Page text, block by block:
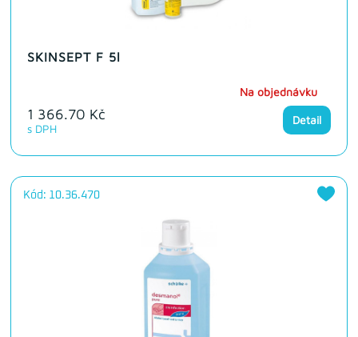
SKINSEPT F 5l
1 366.70 Kč
s DPH
Na objednávku
Detail
Kód: 10.36.470